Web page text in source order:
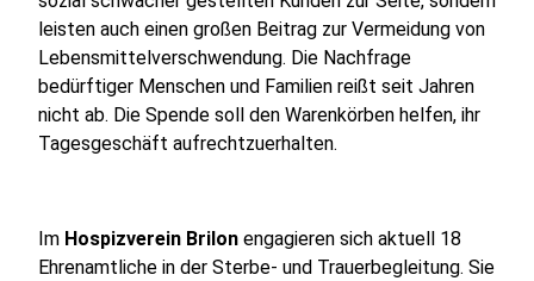
leisten auch einen großen Beitrag zur Vermeidung von
Lebensmittelverschwendung. Die Nachfrage
bedürftiger Menschen und Familien reißt seit Jahren
nicht ab. Die Spende soll den Warenkörben helfen, ihr
Tagesgeschäft aufrechtzuerhalten.
Im Hospizverein Brilon engagieren sich aktuell 18
Ehrenamtliche in der Sterbe- und Trauerbegleitung. Sie